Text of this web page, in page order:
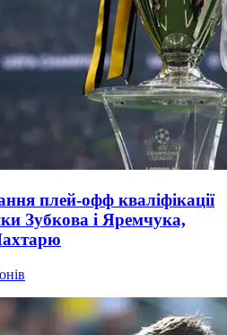
плей-офф кваліфікації
Зубкова і Яремчука,